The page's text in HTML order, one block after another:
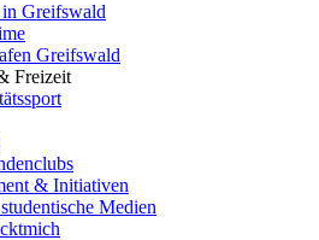
Greifswald
Greifswald
Freizeit
& Initiativen
Medien